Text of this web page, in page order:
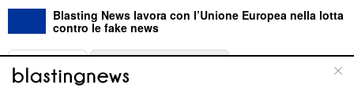
Blasting News lavora con l’Unione Europea nella lotta
contro le fake news
ABOUT